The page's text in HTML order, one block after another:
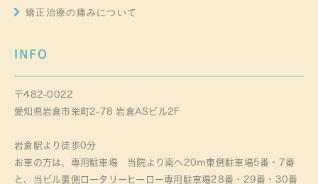
矯正治療の痛みについて
INFO
〒482-0022
愛知県岩倉市栄町2-78 岩倉ASビル2F
岩倉駅より徒歩0分
お車の方は、専用駐車場 当院より南へ20ｍ東側駐車場5番・7番
と、当ビル裏側ロータリーヒーロー専用駐車場28番・29番・30番